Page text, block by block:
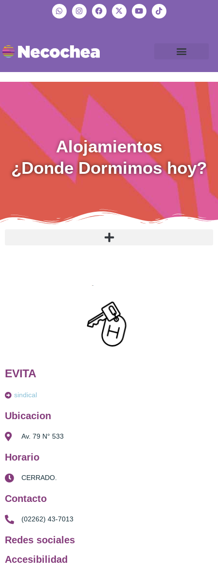
Alojamientos
¿Donde Dormimos hoy?
EVITA
sindical
Ubicacion
Av. 79 N° 533
Horario
CERRADO.
Contacto
(02262) 43-7013
Redes sociales
Accesibilidad